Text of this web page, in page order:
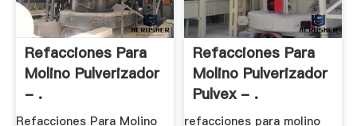
Refacciones Para
Molino Pulverizador
- .
Refacciones Para Molino
Refacciones Para
Molino Pulverizador
Pulvex - .
refacciones para molino